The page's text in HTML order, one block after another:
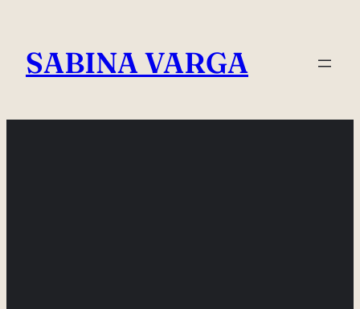
content
SABINA VARGA